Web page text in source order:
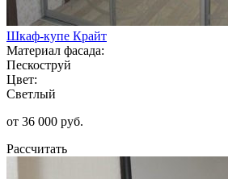
Шкаф-купе Крайт
Материал фасада:
Пескоструй
Цвет:
Светлый
от 36 000 руб.
Рассчитать